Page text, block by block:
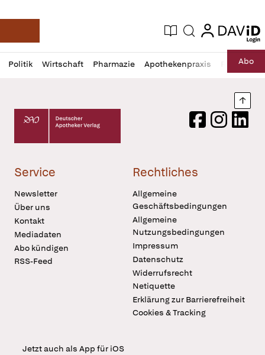
Deutsche Apotheker Zeitung
Aktuelle Ausgabe
Suche login
login
Politik Wirtschaft Pharmazie Apothekenpraxis RechtAbo
Profil
öffnen
Daz
Pur
Deutscher Apotheker Verlag Logo
FacebookInstagram
Service
Newsletter
Über uns
Kontakt
Mediadaten
Abo kündigen
RSS-Feed
Rechtliches
Allgemeine
Geschäftsbedingungen
Allgemeine
Nutzungsbedingungen
Impressum
Datenschutz
Widerrufsrecht
Netiquette
Erklärung zur Barrierefreiheit
Cookies & Tracking
Jetzt auch als App für iOS